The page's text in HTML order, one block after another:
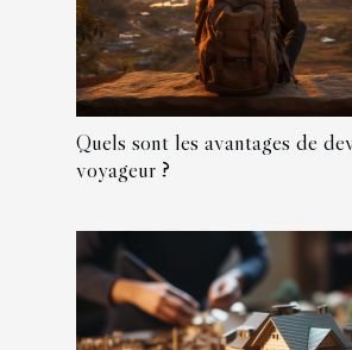
Quels sont les avantages de
voyageur ?